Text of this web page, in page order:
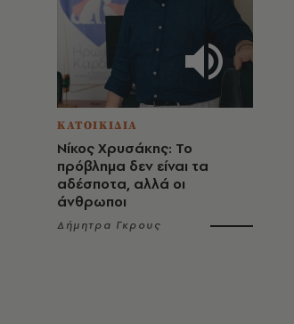
ΚΑΤΟΙΚΙΔΙΑ
Νίκος Χρυσάκης: Το
πρόβλημα δεν είναι τα
αδέσποτα, αλλά οι
άνθρωποι
Δήμητρα Γκρους